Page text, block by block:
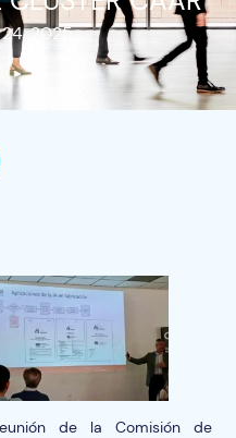
2025
de la Comisión de